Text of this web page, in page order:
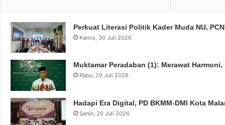
Perkuat Literasi Politik Kader Muda NU,
Kamis, 30 Juli 2026
Muktamar Peradaban (1): Merawat
Rabu, 29 Juli 2026
Hadapi Era Digital, PD BKMM-DMI Kota
Senin, 20 Juli 2026